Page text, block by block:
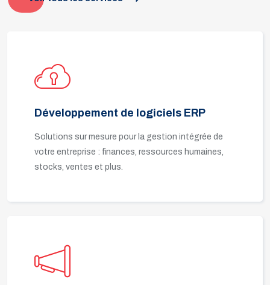
Développement de logiciels ERP
Solutions sur mesure pour la gestion intégrée de
votre entreprise : finances, ressources humaines,
stocks, ventes et plus.